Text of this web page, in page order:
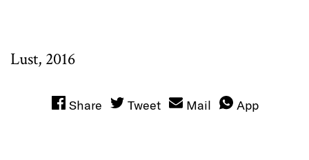
Lust, 2016
Share Tweet Mail App